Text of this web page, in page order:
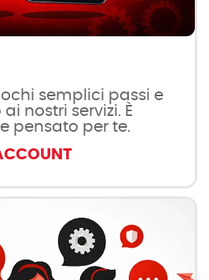
semplici passi e
nostri servizi. È
pensato per te.